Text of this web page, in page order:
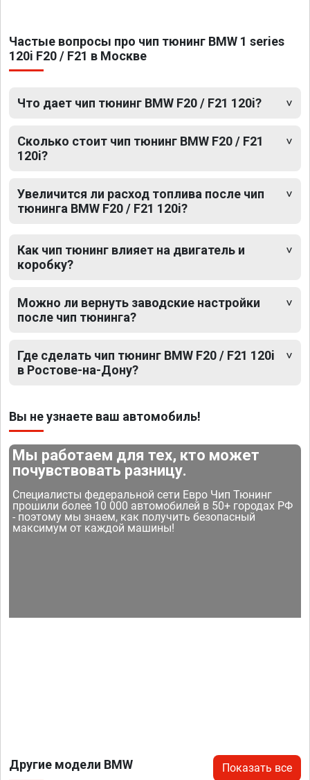
Частые вопросы про чип тюнинг BMW 1 series
120i F20 / F21 в Москве
Что дает чип тюнинг BMW F20 / F21 120i?
Сколько стоит чип тюнинг BMW F20 / F21
120i?
Увеличится ли расход топлива после чип
тюнинга BMW F20 / F21 120i?
Как чип тюнинг влияет на двигатель и
коробку?
Можно ли вернуть заводские настройки
после чип тюнинга?
Где сделать чип тюнинг BMW F20 / F21 120i
в Ростове-на-Дону?
Вы не узнаете ваш автомобиль!
Мы работаем для тех, кто может
почувствовать разницу.
Специалисты федеральной сети Евро Чип Тюнинг
прошили более 10 000 автомобилей в 50+ городах РФ
- поэтому мы знаем, как получить безопасный
максимум от каждой машины!
Другие модели BMW Показать все